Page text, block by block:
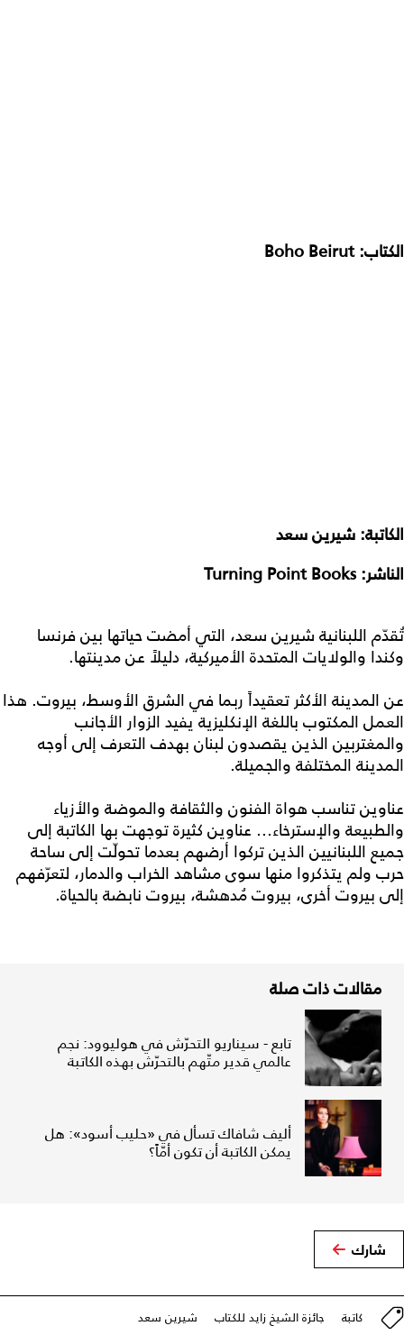
الكتاب: Boho Beirut
الكاتبة: شيرين سعد
الناشر: Turning Point Books
تُقدّم اللبنانية شيرين سعد، التي أمضت حياتها بين فرنسا
وكندا والولايات المتحدة الأميركية، دليلاً عن مدينتها.
عن المدينة الأكثر تعقيداً ربما في الشرق الأوسط، بيروت. هذا
العمل المكتوب باللغة الإنكليزية يفيد الزوار الأجانب
والمغتربين الذين يقصدون لبنان بهدف التعرف إلى أوجه
المدينة المختلفة والجميلة.
عناوين تناسب هواة الفنون والثقافة والموضة والأزياء
والطبيعة والإسترخاء... عناوين كثيرة توجهت بها الكاتبة إلى
جميع اللبنانيين الذين تركوا أرضهم بعدما تحولّت إلى ساحة
حرب ولم يتذكروا منها سوى مشاهد الخراب والدمار، لتعرّفهم
إلى بيروت أخرى، بيروت مُدهشة، بيروت نابضة بالحياة.
مقالات ذات صلة
تابع - سيناريو التحرّش في هوليوود: نجم
عالمي قدير متّهم بالتحرّش بهذه الكاتبة
أليف شافاك تسأل في «حليب أسود»: هل
يمكن الكاتبة أن تكون أمّاً؟
شارك
كاتبة جائزة الشيخ زايد للكتاب شيرين سعد